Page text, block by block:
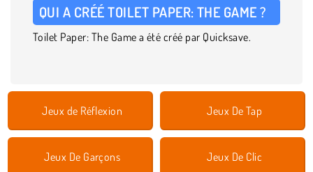
QUI A CRÉÉ TOILET PAPER: THE GAME ?
Toilet Paper: The Game a été créé par Quicksave.
Jeux de Réflexion Jeux De Tap
Jeux De Garçons Jeux De Clic